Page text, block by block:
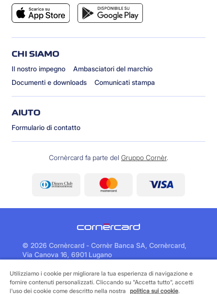
CHI SIAMO
Il nostro impegno
Ambasciatori del marchio
Documenti e downloads
Comunicati stampa
AIUTO
Formulario di contatto
Cornèrcard fa parte del Gruppo Cornèr.
© 2026 Cornèrcard - Cornèr Banca SA, Cornèrcard,
Via Canova 16, 6901 Lugano
Area legale
Cookie policy
Informativa sulla protezione dei dati
Utilizziamo i cookie per migliorare la tua esperienza di navigazione e
fornire contenuti personalizzati. Cliccando su "Accetta tutto", accetti
l'uso dei cookie come descritto nella nostra politica sui cookie.